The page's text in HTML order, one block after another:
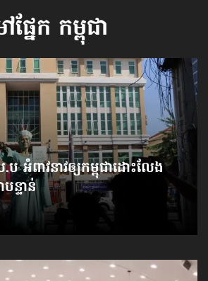
នែក កម្ពុជា
ប អំពាវនាវ​ឲ្យកម្ពុជា​ដោះលែង​
ន្ទាន់